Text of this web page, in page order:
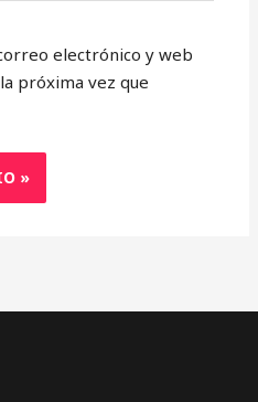
electrónico y web
próxima vez que